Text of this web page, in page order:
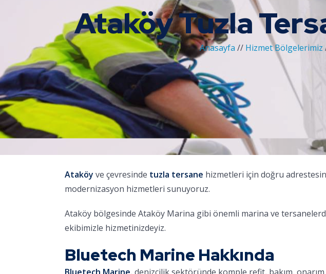
Ataköy Tuzla
Anasayfa // Hizmet Bölgelerimiz
Ataköy ve çevresinde tuzla tersane hizmetleri için doğru
modernizasyon hizmetleri sunuyoruz.
Ataköy bölgesinde Ataköy Marina gibi önemli marina ve
ekibimizle hizmetinizdeyiz.
Bluetech Marine Hakkında